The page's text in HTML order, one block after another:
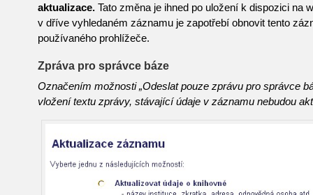
aktualizace. Tato změna je ihned po uložení k dispozici na
v dříve vyhledaném záznamu je zapotřebí obnovit tento
používaného prohlížeče.
Zpráva pro správce báze
Označením možnosti „Odeslat pouze zprávu pro správce
vložení textu zprávy, stávající údaje v záznamu nebudou